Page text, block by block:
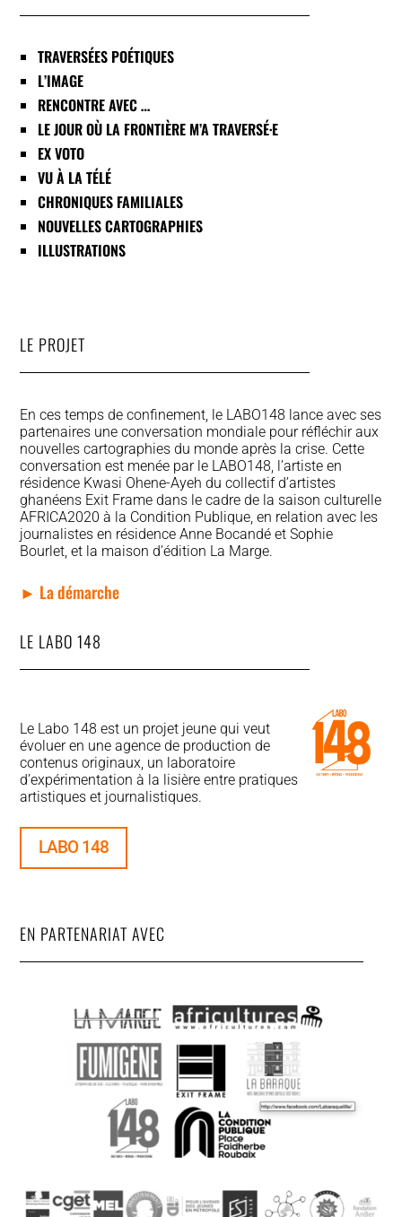
TRAVERSÉES POÉTIQUES
L’IMAGE
RENCONTRE AVEC …
LE JOUR OÙ LA FRONTIÈRE M’A TRAVERSÉ·E
EX VOTO
VU À LA TÉLÉ
CHRONIQUES FAMILIALES
NOUVELLES CARTOGRAPHIES
ILLUSTRATIONS
LE PROJET
En ces temps de confinement, le LABO148 lance avec ses
partenaires une conversation mondiale pour réfléchir aux
nouvelles cartographies du monde après la crise. Cette
conversation est menée par le LABO148, l’artiste en
résidence Kwasi Ohene-Ayeh du collectif d’artistes
ghanéens Exit Frame dans le cadre de la saison culturelle
AFRICA2020 à la Condition Publique, en relation avec les
journalistes en résidence Anne Bocandé et Sophie
Bourlet, et la maison d’édition La Marge.
► La démarche
LE LABO 148
Le Labo 148 est un projet jeune qui veut
évoluer en une agence de production de
contenus originaux, un laboratoire
d’expérimentation à la lisière entre pratiques
artistiques et journalistiques.
LABO 148
EN PARTENARIAT AVEC